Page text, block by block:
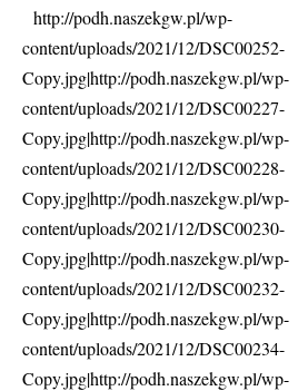
http://podh.naszekgw.pl/wp-
content/uploads/2021/12/DSC00252-
Copy.jpg|http://podh.naszekgw.pl/wp-
content/uploads/2021/12/DSC00227-
Copy.jpg|http://podh.naszekgw.pl/wp-
content/uploads/2021/12/DSC00228-
Copy.jpg|http://podh.naszekgw.pl/wp-
content/uploads/2021/12/DSC00230-
Copy.jpg|http://podh.naszekgw.pl/wp-
content/uploads/2021/12/DSC00232-
Copy.jpg|http://podh.naszekgw.pl/wp-
content/uploads/2021/12/DSC00234-
Copy.jpg|http://podh.naszekgw.pl/wp-